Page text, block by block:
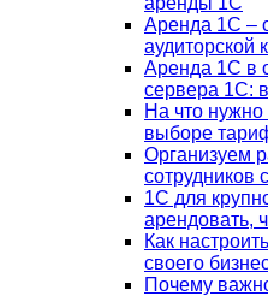
Аренда 1С –
аудиторской
Аренда 1С в
сервера 1С:
На что
выборе
Организуем
1С для
арендовать,
Как
своего
Почему